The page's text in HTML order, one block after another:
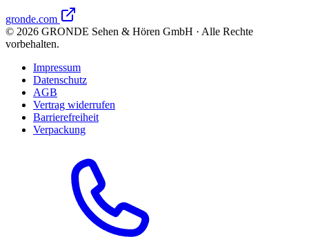
gronde.com
© 2026 GRONDE Sehen & Hören GmbH · Alle Rechte
vorbehalten.
Impressum
Datenschutz
AGB
Vertrag widerrufen
Barrierefreiheit
Verpackung